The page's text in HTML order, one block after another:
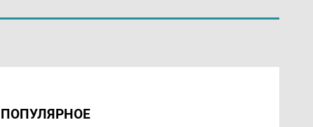
ПОПУЛЯРНОЕ